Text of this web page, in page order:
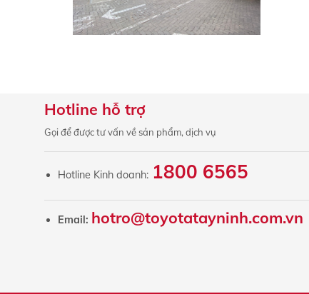
Hotline hỗ trợ
Gọi để được tư vấn về sản phẩm, dịch vụ
Hotline Kinh doanh: 1800 6565
Email: hotro@toyotatayninh.com.vn